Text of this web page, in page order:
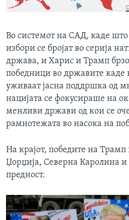
Во системот на САД, каде што
избори се бројат во серија
држава, и Харис и Трамп брзо
победници во државите каде
уживаат јасна поддршка од
нацијата се фокусираше на
менливи држави од кои се
рамнотежата во насока на
На крајот, победите на
Џорџија, Северна Каролина
предност.